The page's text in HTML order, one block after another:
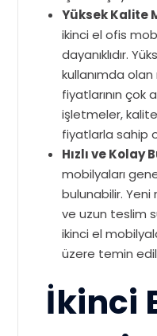
Yüksek Kalite
ikinci el ofis
dayanıklıdır.
kullanımda olan
fiyatlarının çok
işletmeler,
fiyatlarla sahip
Hızlı ve
mobilyaları
bulunabilir.
ve uzun teslim
ikinci el
üzere temin
İkinci